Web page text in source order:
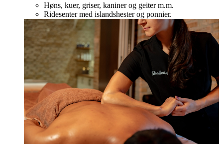
Høns, kuer, griser, kaniner og geiter m.m.
Ridesenter med islandshester og ponnier.